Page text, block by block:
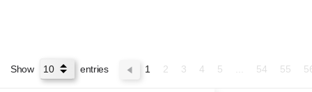
Show entries 1 2 3 4 5 54 55